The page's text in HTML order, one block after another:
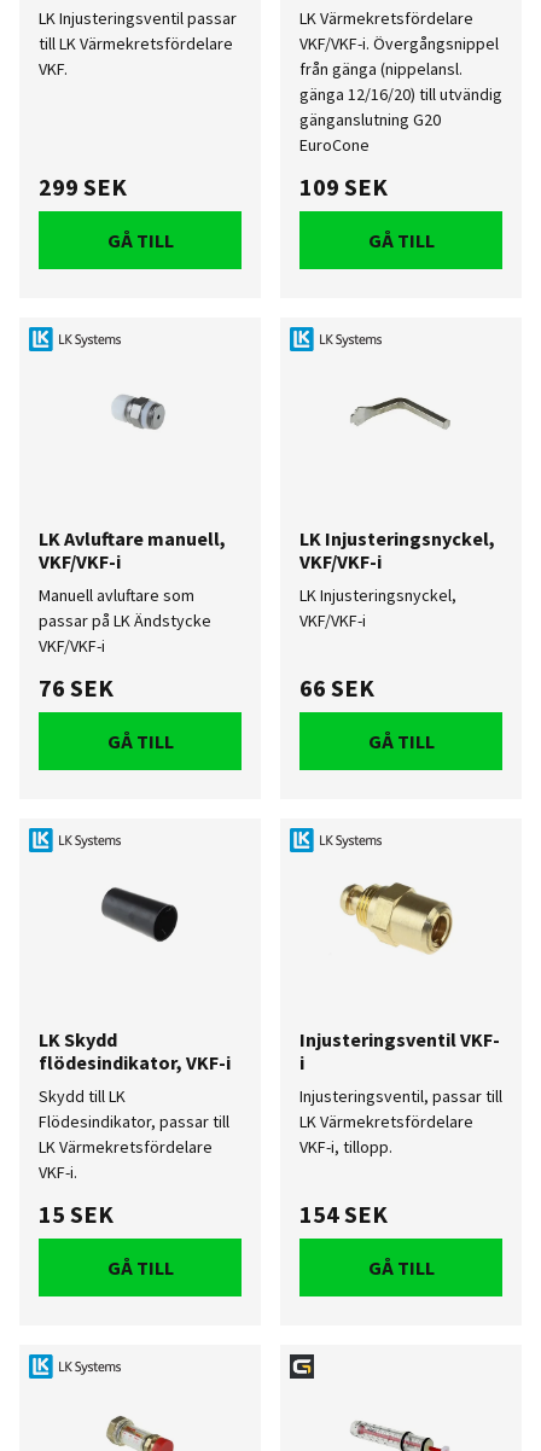
LK Injusteringsventil passar
till LK Värmekretsfördelare
VKF.
299 SEK
GÅ TILL
LK Värmekretsfördelare
VKF/VKF-i. Övergångsnippel
från gänga (nippelansl.
gänga 12/16/20) till utvändig
gänganslutning G20
EuroCone
109 SEK
GÅ TILL
LK Avluftare manuell,
VKF/VKF-i
Manuell avluftare som
passar på LK Ändstycke
VKF/VKF-i
76 SEK
GÅ TILL
LK Injusteringsnyckel,
VKF/VKF-i
LK Injusteringsnyckel,
VKF/VKF-i
66 SEK
GÅ TILL
LK Skydd
flödesindikator, VKF-i
Skydd till LK
Flödesindikator, passar till
LK Värmekretsfördelare
VKF-i.
15 SEK
GÅ TILL
Injusteringsventil VKF-
i
Injusteringsventil, passar till
LK Värmekretsfördelare
VKF-i, tillopp.
154 SEK
GÅ TILL